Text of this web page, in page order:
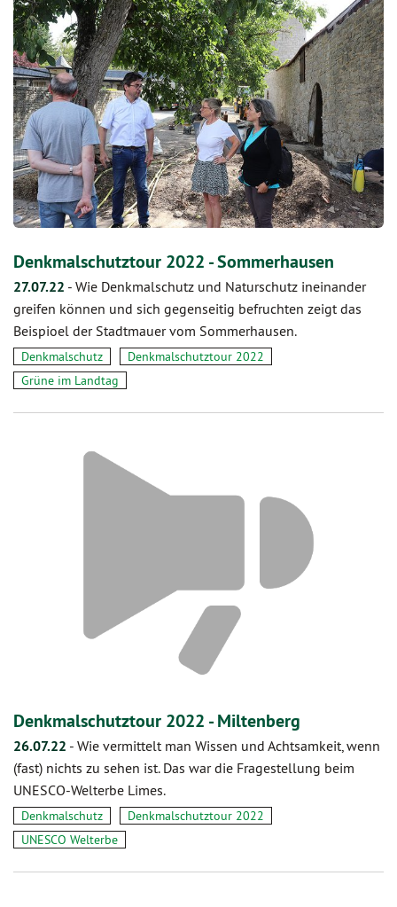
Denkmalschutztour 2022 - Sommerhausen
27.07.22 - Wie Denkmalschutz und Naturschutz ineinander
greifen können und sich gegenseitig befruchten zeigt das
Beispioel der Stadtmauer vom Sommerhausen.
Denkmalschutz
Denkmalschutztour 2022
Grüne im Landtag
Denkmalschutztour 2022 - Miltenberg
26.07.22 - Wie vermittelt man Wissen und Achtsamkeit, wenn
(fast) nichts zu sehen ist. Das war die Fragestellung beim
UNESCO-Welterbe Limes.
Denkmalschutz
Denkmalschutztour 2022
UNESCO Welterbe